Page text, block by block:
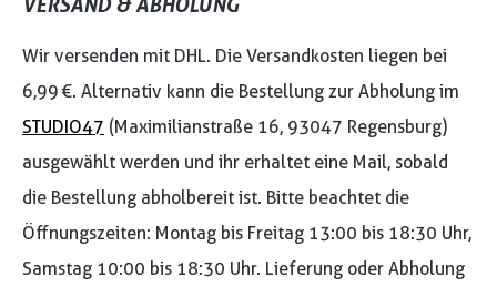
Wir versenden mit DHL. Die Versandkosten liegen bei
6,99 €. Alternativ kann die Bestellung zur Abholung im
STUDIO47 (Maximilianstraße 16, 93047 Regensburg)
ausgewählt werden und ihr erhaltet eine Mail, sobald
die Bestellung abholbereit ist. Bitte beachtet die
Öffnungszeiten: Montag bis Freitag 13:00 bis 18:30 Uhr,
Samstag 10:00 bis 18:30 Uhr. Lieferung oder Abholung